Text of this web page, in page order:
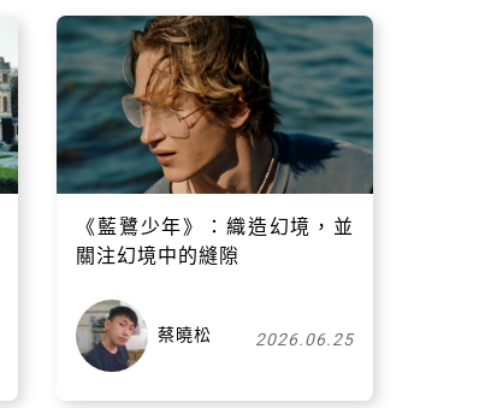
《藍鷺少年》：織造幻境，並
關注幻境中的縫隙
蔡曉松 2026.06.25